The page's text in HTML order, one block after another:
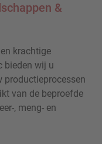
&
krachtige
bieden wij u
productieprocessen
van de beproefde
, meng- en